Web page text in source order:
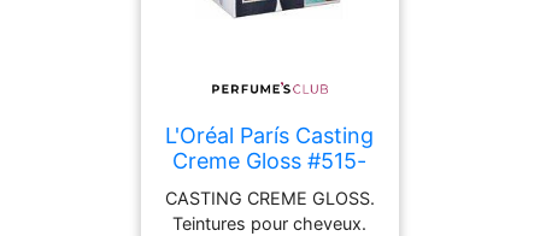
L'Oréal París Casting
Creme Gloss #515-
chocolat glacé
CASTING CREME GLOSS.
Teintures pour cheveux.